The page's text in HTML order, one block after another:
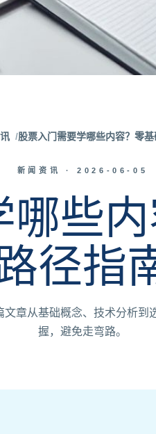
股票入门需要学哪些内容？零
新闻资讯 ·2026-06-05
些
径指
章从基础概念、技术分析
握，避免走弯路。